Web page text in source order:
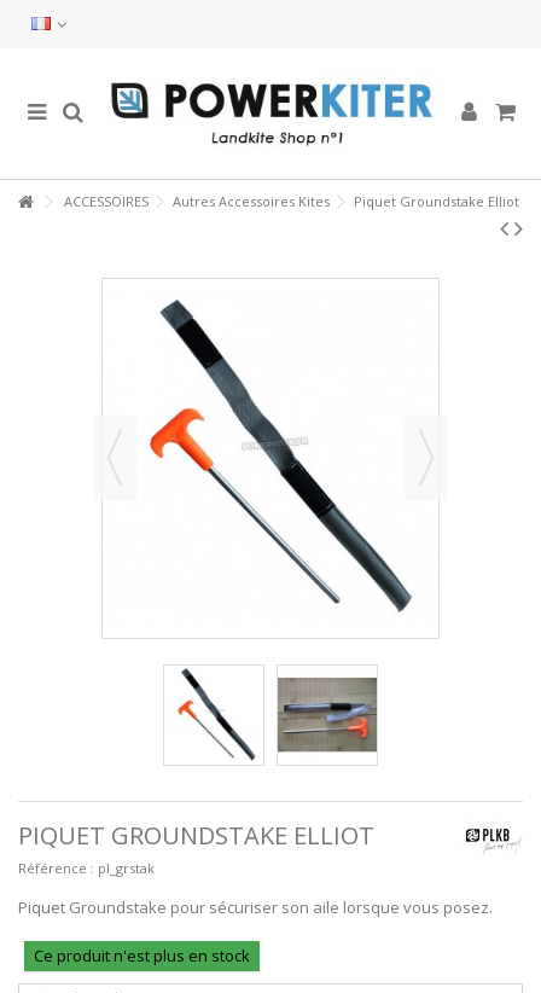
ACCESSOIRES Autres Accessoires Kites Piquet Groundstake Elliot
PIQUET GROUNDSTAKE ELLIOT
Référence : pl_grstak
Piquet Groundstake pour sécuriser son aile lorsque vous posez.
Ce produit n'est plus en stock